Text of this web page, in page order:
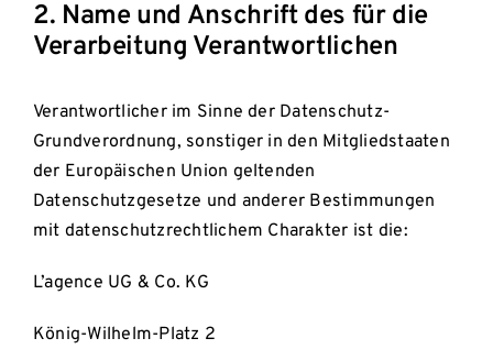
2. Name und Anschrift des für die
Verarbeitung Verantwortlichen
Verantwortlicher im Sinne der Datenschutz-
Grundverordnung, sonstiger in den Mitgliedstaaten
der Europäischen Union geltenden
Datenschutzgesetze und anderer Bestimmungen
mit datenschutzrechtlichem Charakter ist die:
L’agence UG & Co. KG
König-Wilhelm-Platz 2